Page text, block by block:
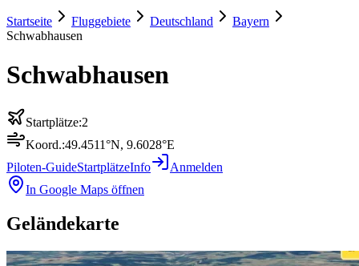
Startseite Fluggebiete Deutschland
Bayern
Schwabhausen
Schwabhausen
Startplätze:2
Koord.:49.4511°N, 9.6028°E
Piloten-GuideStartplätzeInfo
Anmelden
In Google Maps öffnen
Geländekarte